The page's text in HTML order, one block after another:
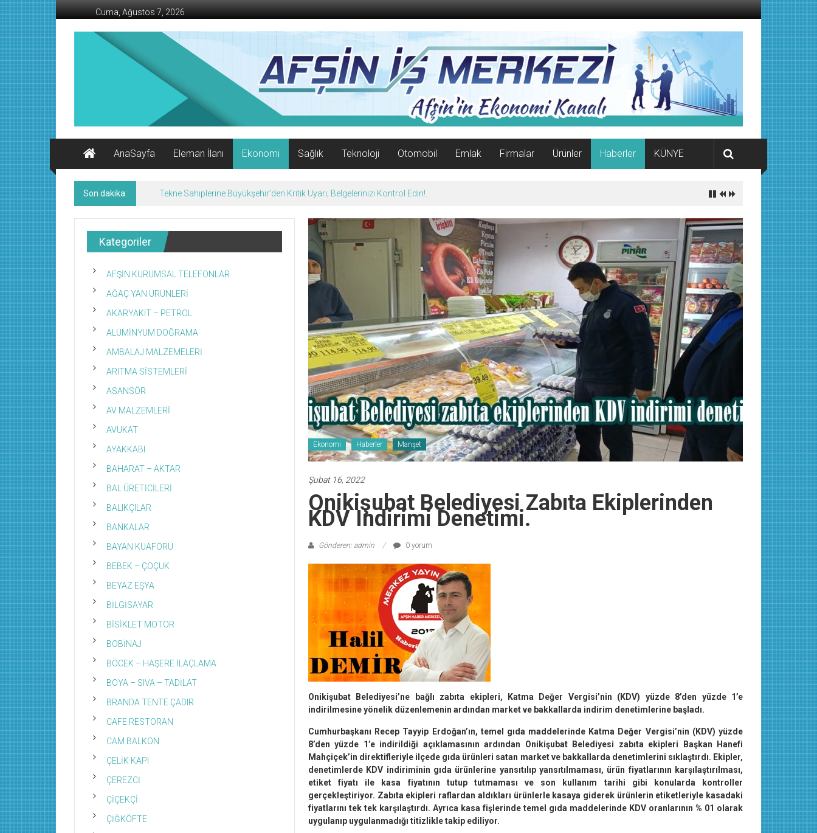
İçeriğe
geç
Cuma, Ağustos 7, 2026
AFŞİN
Ekonomi
Kanalı
AnaSayfa
Eleman İlanı Ekonomi Sağlık Teknoloji Otomobil Emlak Firmalar Ürünler Haberler KÜNYE
Son dakika: Tekne Sahiplerine Büyükşehir’den Kritik Uyarı; Belgelerinizi Kontrol Edin!.
Ekonomi Haberler Manşet
Şubat 16, 2022
Onikişubat Belediyesi Zabıta Ekiplerinden
KDV Indirimi Denetimi.
Gönderen: admin 0 yorum
Onikişubat Belediyesi’ne bağlı zabıta ekipleri, Katma Değer Vergisi’nin (KDV) yüzde 8’den yüzde 1’e
indirilmesine yönelik düzenlemenin ardından market ve bakkallarda indirim denetimlerine başladı.
Cumhurbaşkanı Recep Tayyip Erdoğan’ın, temel gıda maddelerinde Katma Değer Vergisi’nin (KDV) yüzde
8’den yüzde 1’e indirildiği açıklamasının ardından Onikişubat Belediyesi zabıta ekipleri Başkan Hanefi
Mahçiçek’in direktifleriyle ilçede gıda ürünleri satan market ve bakkallarda denetimlerini sıklaştırdı. Ekipler,
denetimlerde KDV indiriminin gıda ürünlerine yansıtılıp yansıtılmaması, ürün fiyatlarının karşılaştırılması,
etiket fiyatı ile kasa fiyatının tutup tutmaması ve son kullanım tarihi gibi konularda kontroller
gerçekleştiriyor. Zabıta ekipleri raflardan aldıkları ürünlerle kasaya giderek ürünlerin etiketleriyle kasadaki
fiyatlarını tek tek karşılaştırdı. Ayrıca kasa fişlerinde temel gıda maddelerinde KDV oranlarının % 01 olarak
uygulanıp uygulanmadığı titizlikle takip ediliyor.
Kategoriler
AFŞİN KURUMSAL TELEFONLAR
AĞAÇ YAN ÜRÜNLERİ
AKARYAKIT – PETROL
ALÜMİNYUM DOĞRAMA
AMBALAJ MALZEMELERİ
ARITMA SİSTEMLERİ
ASANSÖR
AV MALZEMLERİ
AVUKAT
AYAKKABI
BAHARAT – AKTAR
BAL ÜRETİCİLERİ
BALIKÇILAR
BANKALAR
BAYAN KUAFÖRÜ
BEBEK – ÇOÇUK
BEYAZ EŞYA
BİLGİSAYAR
BİSİKLET MOTOR
BOBİNAJ
BÖCEK – HAŞERE İLAÇLAMA
BOYA – SIVA – TADİLAT
BRANDA TENTE ÇADIR
CAFE RESTORAN
CAM BALKON
ÇELİK KAPI
ÇEREZCİ
ÇİÇEKÇİ
ÇİĞKÖFTE